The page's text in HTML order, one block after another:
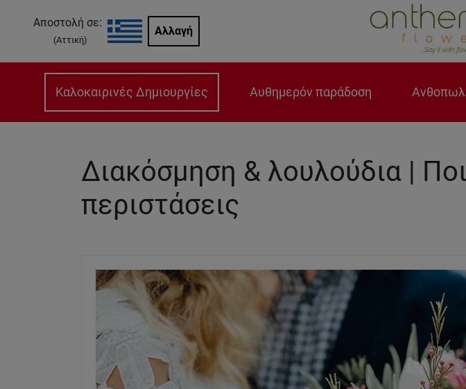
Αποστολή σε:
(Αττική)
Αλλαγή
Καλοκαιρινές Δημιουργίες Αυθημερόν παράδοση
Διακόσμηση & λουλούδια |
περιστάσεις